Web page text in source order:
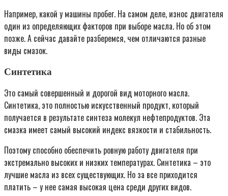
Например, какой у машины пробег. На самом деле, износ двигателя
один из определяющих факторов при выборе масла. Но об этом
позже. А сейчас давайте разберемся, чем отличаются разные
виды смазок.
Синтетика
Это самый совершенный и дорогой вид моторного масла.
Синтетика, это полностью искусственный продукт, который
получается в результате синтеза молекул нефтепродуктов. Эта
смазка имеет самый высокий индекс вязкости и стабильность.
Поэтому способно обеспечить ровную работу двигателя при
экстремально высоких и низких температурах. Синтетика – это
лучшие масла из всех существующих. Но за все приходится
платить – у нее самая высокая цена среди других видов.